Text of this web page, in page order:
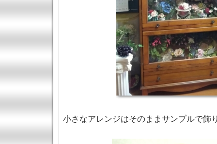
小さなアレンジはそのままサンプルで飾